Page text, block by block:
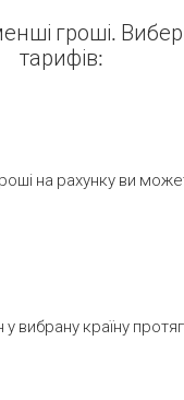
гроші.
тарифів:
на рахунку ви
країну